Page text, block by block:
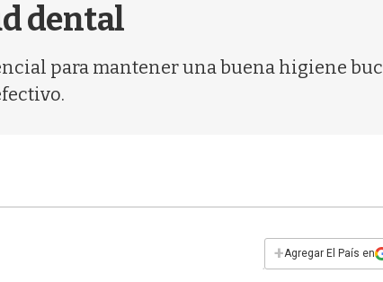
dental
para mantener una buena higiene
+Agregar El País en